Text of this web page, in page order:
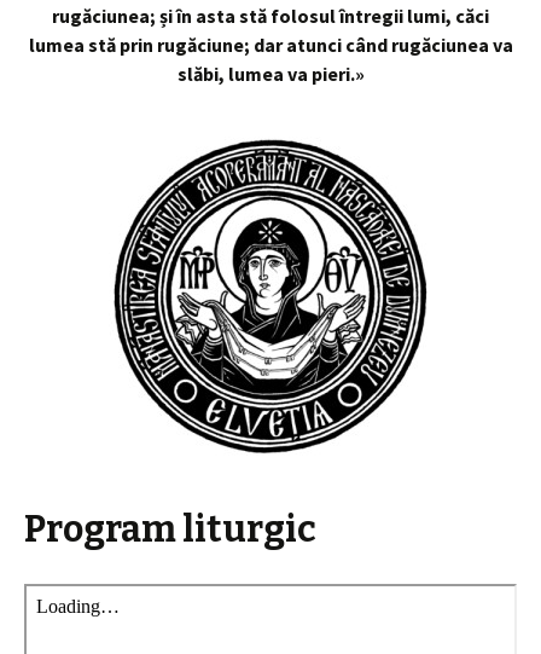
rugăciunea; și în asta stă folosul întregii lumi, căci
lumea stă prin rugăciune; dar atunci când rugăciunea va
slăbi, lumea va pieri.»
Program liturgic